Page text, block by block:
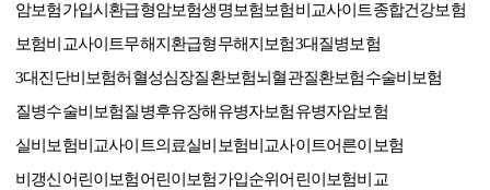
암보험가입시 환급형암보험생명보험보험비교사이트종합건강보험
보험비교사이트무해지환급형무해지보험3대질병보험
3대진단비보험허혈성심장질환보험뇌혈관질환보험수술비보험
질병수술비보험질병후유장해 유병자보험유병자암보험
실비보험비교사이트의료실비보험비교사이트어른이보험
비갱신어린이보험어린이보험가입순위 어린이보험비교